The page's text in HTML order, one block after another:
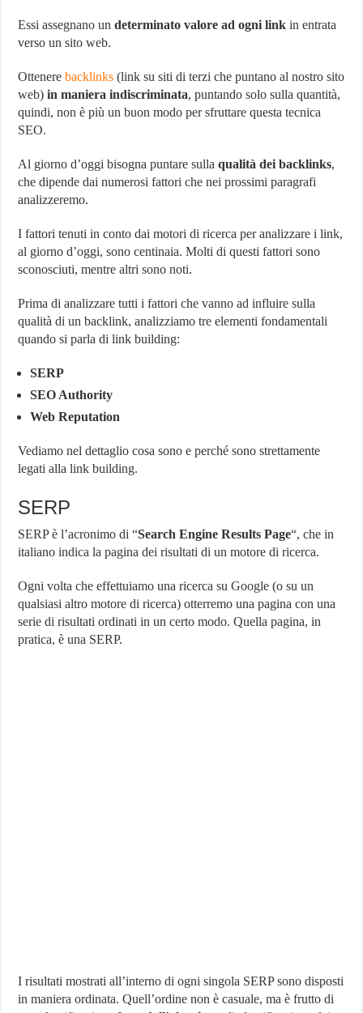
Essi assegnano undeterminato valore ad ogni link in entrata
verso un sito web.
Ottenerebacklinks (link su siti di terzi che puntano al nostro sito
web)in maniera indiscriminata, puntando solo sulla quantità,
quindi, non è più un buon modo per sfruttare questa tecnica
SEO.
Al giorno d’oggi bisogna puntare sullaqualità dei backlinks,
che dipende dai numerosi fattori che nei prossimi paragrafi
analizzeremo.
I fattori tenuti in conto dai motori di ricerca per analizzare i link,
al giorno d’oggi, sono centinaia. Molti di questi fattori sono
sconosciuti, mentre altri sono noti.
Prima di analizzare tutti i fattori che vanno ad influire sulla
qualità di un backlink, analizziamo tre elementi fondamentali
quando si parla di link building:
SERP
SEO Authority
Web Reputation
Vediamo nel dettaglio cosa sono e perché sono strettamente
legati alla link building.
SERP
SERP è l’acronimo di “Search Engine Results Page“, che in
italiano indica la pagina dei risultati di un motore di ricerca.
Ogni volta che effettuiamo una ricerca su Google (o su un
qualsiasi altro motore di ricerca) otterremo una pagina con una
serie di risultati ordinati in un certo modo. Quella pagina, in
pratica, è una SERP.
I risultati mostrati all’interno di ogni singola SERP sono disposti
in maniera ordinata. Quell’ordine non è casuale, ma è frutto di